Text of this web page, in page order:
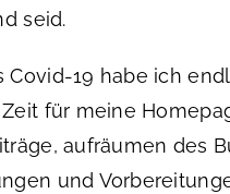
seid.
Covid-19 habe ich
für meine
aufräumen des
und